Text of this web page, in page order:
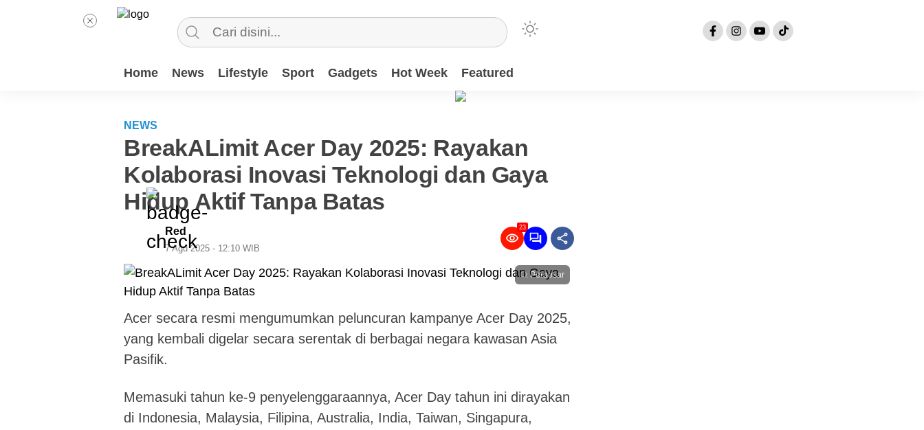
Home News Lifestyle Sport Gadgets Hot Week Featured
NEWS
BreakALimit Acer Day 2025: Rayakan
Kolaborasi Inovasi Teknologi dan Gaya
Hidup Aktif Tanpa Batas
Red
7 Agu 2025 - 12:10 WIB
23
Perbesar
Acer secara resmi mengumumkan peluncuran kampanye Acer Day 2025,
yang kembali digelar secara serentak di berbagai negara kawasan Asia
Pasifik.
Memasuki tahun ke-9 penyelenggaraannya, Acer Day tahun ini dirayakan
di Indonesia, Malaysia, Filipina, Australia, India, Taiwan, Singapura,